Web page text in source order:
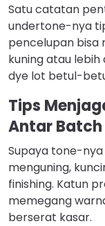
Satu catatan
undertone-nya
pencelupan bisa
kuning atau lebih
dye lot betul-
Tips
Antar Batch
Supaya tone-
menguning,
finishing. Katun
memegang
berserat kasar.